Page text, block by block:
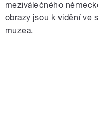
meziválečného
obrazy jsou k vidění ve
muzea.